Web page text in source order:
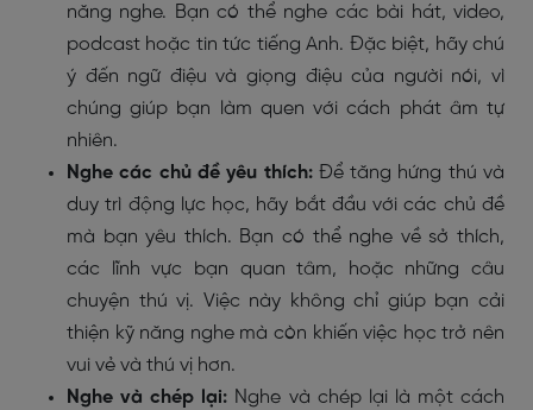
năng nghe. Bạn có thể nghe các bài hát, video,
podcast hoặc tin tức tiếng Anh. Đặc biệt, hãy chú
ý đến ngữ điệu và giọng điệu của người nói, vì
chúng giúp bạn làm quen với cách phát âm tự
nhiên.
Nghe các chủ đề yêu thích:Để tăng hứng thú và
duy trì động lực học, hãy bắt đầu với các chủ đề
mà bạn yêu thích. Bạn có thể nghe về sở thích,
các lĩnh vực bạn quan tâm, hoặc những câu
chuyện thú vị. Việc này không chỉ giúp bạn cải
thiện kỹ năng nghe mà còn khiến việc học trở nên
vui vẻ và thú vị hơn.
Nghe và chép lại: Nghe và chép lại là một cách